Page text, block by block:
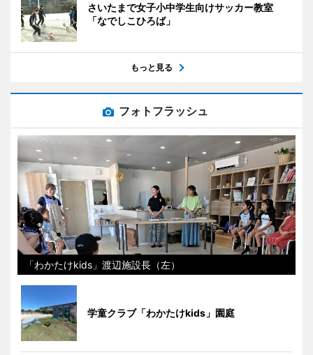
さいたまで女子小中学生向けサッカー教室
「なでしこひろば」
もっと見る
フォトフラッシュ
「わかたけkids」渡辺施設長（左）
学童クラブ「わかたけkids」園庭